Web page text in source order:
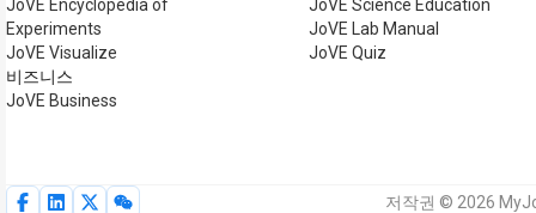
JoVE Encyclopedia of
Experiments
JoVE Visualize
비즈니스
JoVE Business
JoVE Science Education
JoVE Lab Manual
JoVE Quiz
저작권 © 2026